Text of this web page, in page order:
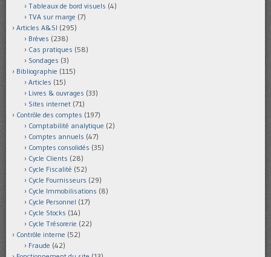
Tableaux de bord visuels (4)
TVA sur marge (7)
Articles A&SI (295)
Brèves (238)
Cas pratiques (58)
Sondages (3)
Bibliographie (115)
Articles (15)
Livres & ouvrages (33)
Sites internet (71)
Contrôle des comptes (197)
Comptabilité analytique (2)
Comptes annuels (47)
Comptes consolidés (35)
Cycle Clients (28)
Cycle Fiscalité (52)
Cycle Fournisseurs (29)
Cycle Immobilisations (8)
Cycle Personnel (17)
Cycle Stocks (14)
Cycle Trésorerie (22)
Contrôle interne (52)
Fraude (42)